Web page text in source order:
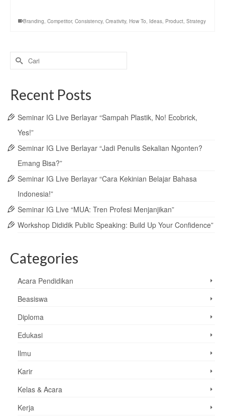
Branding, Competitor, Consistency, Creativity, How To, Ideas, Product, Strategy
Search
for:
Recent Posts
Seminar IG Live Berlayar “Sampah Plastik, No! Ecobrick,
Yes!”
Seminar IG Live Berlayar “Jadi Penulis Sekalian Ngonten?
Emang Bisa?”
Seminar IG Live Berlayar “Cara Kekinian Belajar Bahasa
Indonesia!”
Seminar IG Live “MUA: Tren Profesi Menjanjikan”
Workshop Dididik Public Speaking: Build Up Your Confidence”
Categories
Acara Pendidikan
Beasiswa
Diploma
Edukasi
Ilmu
Karir
Kelas & Acara
Kerja